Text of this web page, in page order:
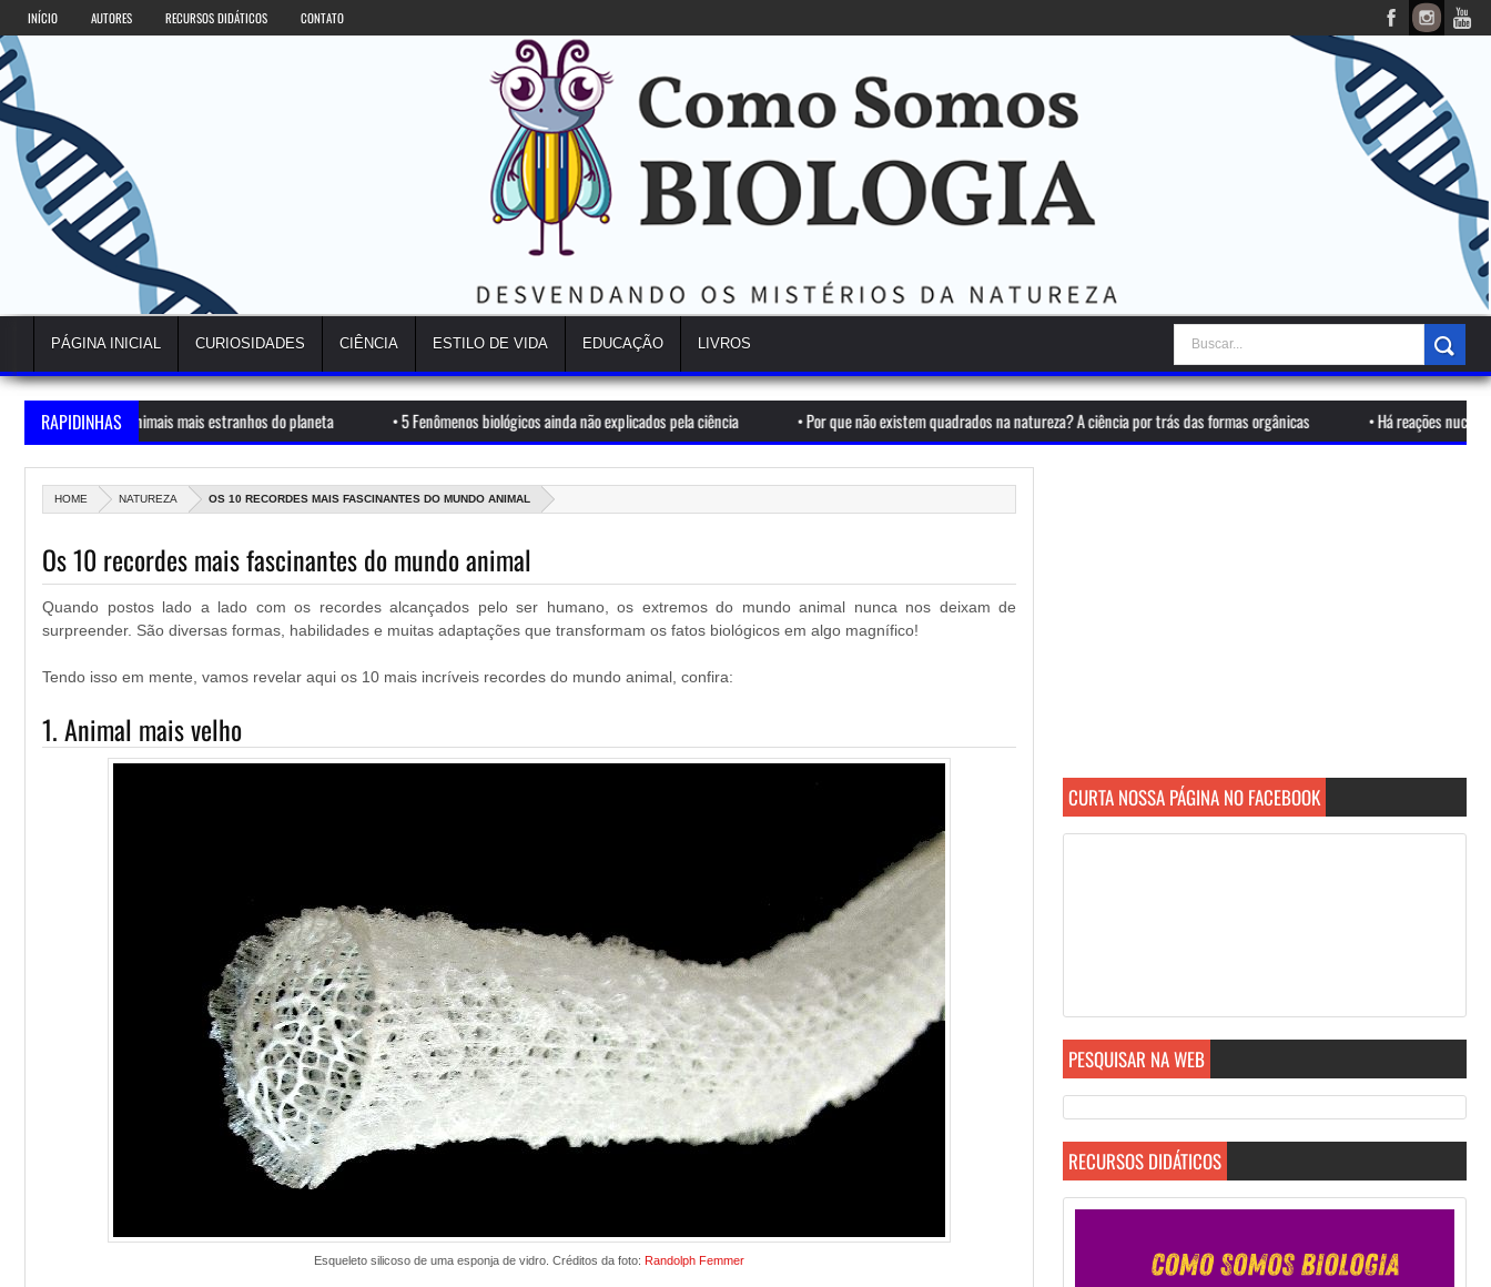
INÍCIO AUTORES RECURSOS DIDÁTICOS CONTATO
PÁGINA INICIAL CURIOSIDADES CIÊNCIA ESTILO DE VIDA EDUCAÇÃO LIVROS
RAPIDINHAS
mais estranhos do planeta •5 Fenômenos biológicos ainda não explicados pela ciência •Por que não existem quadrados na natureza? A ciência por trás das formas orgânicas •Há reações nucleares ocorrendo agora
HOME NATUREZA OS 10 RECORDES MAIS FASCINANTES DO MUNDO ANIMAL
Os 10 recordes mais fascinantes do mundo animal
Quando postos lado a lado com os recordes alcançados pelo ser humano, os extremos do mundo animal nunca nos deixam de
surpreender. São diversas formas, habilidades e muitas adaptações que transformam os fatos biológicos em algo magnífico!
Tendo isso em mente, vamos revelar aqui os 10 mais incríveis recordes do mundo animal, confira:
1. Animal mais velho
Esqueleto silicoso de uma esponja de vidro. Créditos da foto: Randolph Femmer
CURTA NOSSA PÁGINA NO FACEBOOK
PESQUISAR NA WEB
RECURSOS DIDÁTICOS